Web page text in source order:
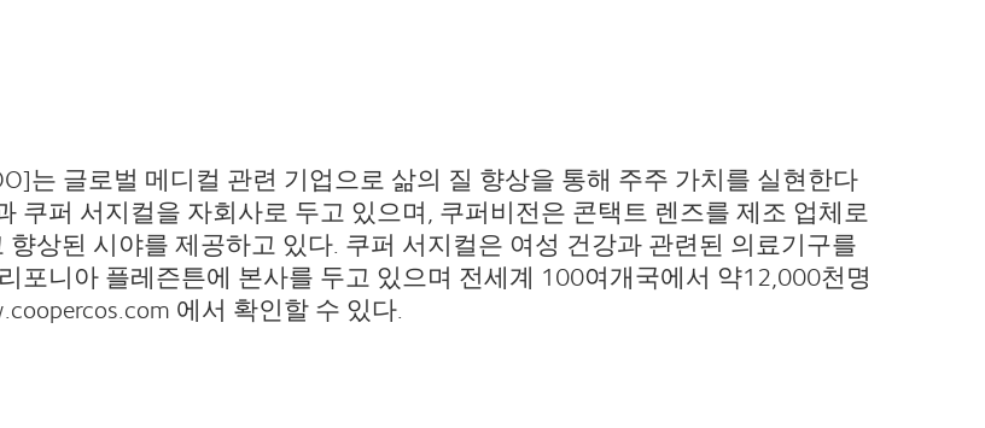
는 글로벌 메디컬 관련 기업으로 삶의 질 향상을 통해 주주 가치를 실현한다
쿠퍼 서지컬을 자회사로 두고 있으며, 쿠퍼비전은 콘택트 렌즈를 제조 업체로
상된 시야를 제공하고 있다. 쿠퍼 서지컬은 여성 건강과 관련된 의료기구를
포니아 플레즌튼에 본사를 두고 있으며 전세계 100여개국에서 약12,000천명
에서 확인할 수 있다.